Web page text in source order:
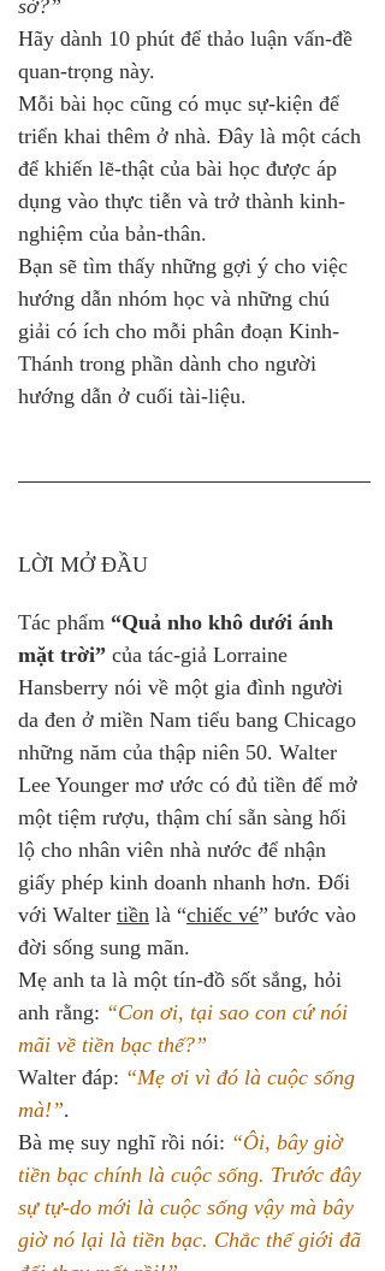
sở?”
Hãy dành 10 phút để thảo luận vấn-đề
quan-trọng này.
Mỗi bài học cũng có mục sự-kiện để
triển khai thêm ở nhà. Đây là một cách
để khiến lẽ-thật của bài học được áp
dụng vào thực tiễn và trở thành kinh-
nghiệm của bản-thân.
Bạn sẽ tìm thấy những gợi ý cho việc
hướng dẫn nhóm học và những chú
giải có ích cho mỗi phân đoạn Kinh-
Thánh trong phần dành cho người
hướng dẫn ở cuối tài-liệu.
LỜI MỞ ĐẦU
Tác phẩm “Quả nho khô dưới ánh
mặt trời” của tác-giả Lorraine
Hansberry nói về một gia đình người
da đen ở miền Nam tiểu bang Chicago
những năm của thập niên 50. Walter
Lee Younger mơ ước có đủ tiền để mở
một tiệm rượu, thậm chí sẵn sàng hối
lộ cho nhân viên nhà nước để nhận
giấy phép kinh doanh nhanh hơn. Đối
với Walter tiền là “chiếc vé” bước vào
đời sống sung mãn.
Mẹ anh ta là một tín-đồ sốt sắng, hỏi
anh rằng: “Con ơi, tại sao con cứ nói
mãi về tiền bạc thế?”
Walter đáp: “Mẹ ơi vì đó là cuộc sống
mà!”.
Bà mẹ suy nghĩ rồi nói: “Ôi, bây giờ
tiền bạc chính là cuộc sống. Trước đây
sự tự-do mới là cuộc sống vậy mà bây
giờ nó lại là tiền bạc. Chắc thế giới đã